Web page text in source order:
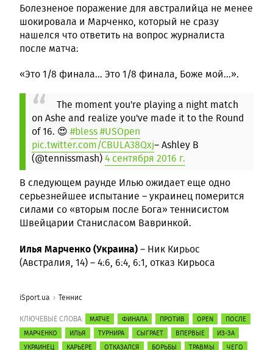
Болезненое поражение для австралийца не менее
шокировала и Марченко, который не сразу
нашелся что ответить на вопрос журналиста
после матча:
«Это 1/8 финала... Это 1/8 финала, Боже мой...».
The moment you're playing a night match
on Ashe and realize you've made it to the Round
of 16. 😍 #bless#USOpen
pic.twitter.com/CBULA38Qxj– Ashley B
(@tennissmash)4 сентября 2016 г.
В следующем раунде Илью ожидает еще одно
серьезнейшее испытание – украинец померится
силами со «вторым после Бога» теннисистом
Швейцарии Станисласом Вавринкой.
Илья Марченко (Украина)– Ник Кирьос
(Австралия, 14) – 4:6, 6:4, 6:1, отказ Кирьоса
iSport.ua Теннис
КЛЮЧЕВЫЕ СЛОВА: МАТЧЕ ФИНАЛА ПРОТИВ OPEN
ПОСЛЕ
МАРЧЕНКО
ИЛЬЯ ТУРНИРА СЫГРАЕТ ВПЕРВЫЕ
ИЗ-ЗА
УКРАИНЕЦ
КАРЬЕРЕ ОТКАЗАЛСЯ БОРЬБЫ ТРАВМЫ ЧЕГО